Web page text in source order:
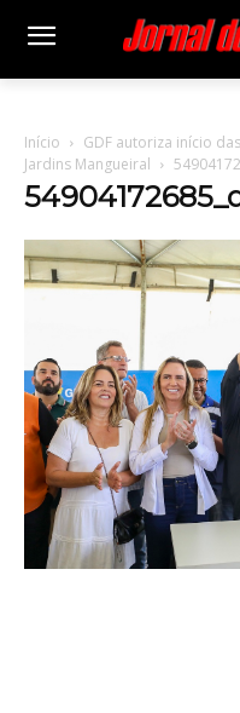
Início
GDF autoriza início
Jardins Mangueiral